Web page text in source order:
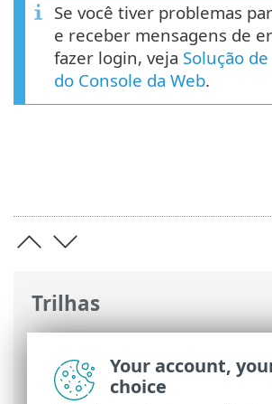
Trilhas
Ajuda on-line ESET>ESET
Prem>Iniciar> Abrir o
ESET PROTECT
Se você tiver problemas
e receber mensagens de
fazer login, veja Solução
do Console da Web.
Your account,
choice